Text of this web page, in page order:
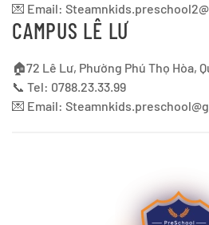
💌 Email:
CAMPUS LÊ LƯ
🏠72 Lê Lư, Phường Phú Thọ Hòa,
📞 Tel: 0788.23.33.99
💌 Email: